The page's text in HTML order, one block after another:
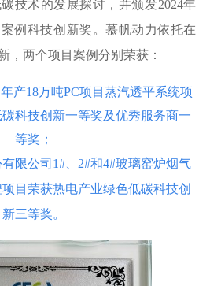
技术的发展探讨，并颁发2024年
例科技创新奖。慕帆动力依托在
， 两个项目案例分别荣获：
产18万吨PC项目蒸汽透平系统项
科技创新一等奖及优秀服务商一
等奖；
限公司1#、2#和4#玻璃窑炉烟气
目荣获热电产业绿色低碳科技创
新三等奖。